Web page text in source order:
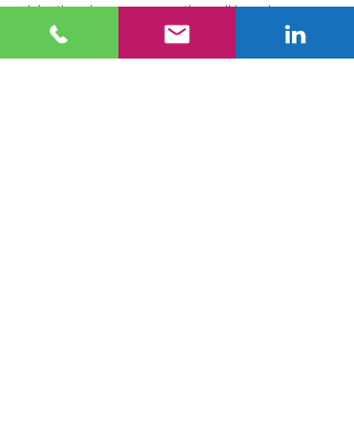
réduction des consommations d’énergie pour
les bâtiments de plus de 1 000 m² à usage
tertiaire.